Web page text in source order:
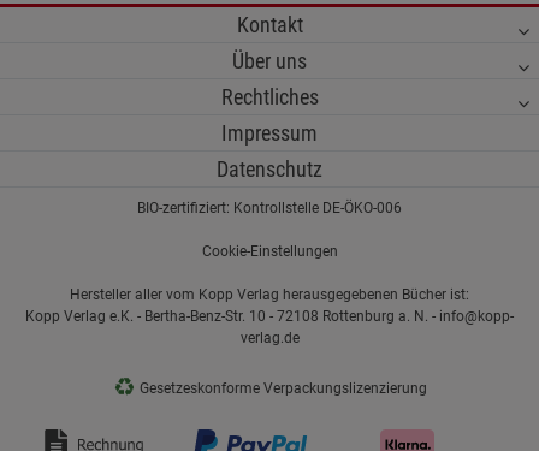
Kontakt
Über uns
Rechtliches
Impressum
Datenschutz
BIO-zertifiziert: Kontrollstelle DE-ÖKO-006
Cookie-Einstellungen
Hersteller aller vom Kopp Verlag herausgegebenen Bücher ist:
Kopp Verlag e.K. - Bertha-Benz-Str. 10 - 72108 Rottenburg a. N. - info@kopp-
verlag.de
♻ Gesetzeskonforme Verpackungslizenzierung